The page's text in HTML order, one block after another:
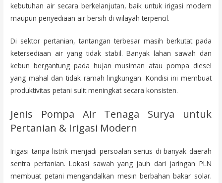
kebutuhan air secara berkelanjutan, baik untuk irigasi modern
maupun penyediaan air bersih di wilayah terpencil.
Di sektor pertanian, tantangan terbesar masih berkutat pada
ketersediaan air yang tidak stabil. Banyak lahan sawah dan
kebun bergantung pada hujan musiman atau pompa diesel
yang mahal dan tidak ramah lingkungan. Kondisi ini membuat
produktivitas petani sulit meningkat secara konsisten.
Jenis Pompa Air Tenaga Surya untuk
Pertanian & Irigasi Modern
Irigasi tanpa listrik menjadi persoalan serius di banyak daerah
sentra pertanian. Lokasi sawah yang jauh dari jaringan PLN
membuat petani mengandalkan mesin berbahan bakar solar.